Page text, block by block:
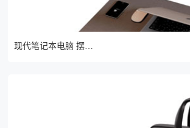
现代笔记本电脑 摆件组合3d模型